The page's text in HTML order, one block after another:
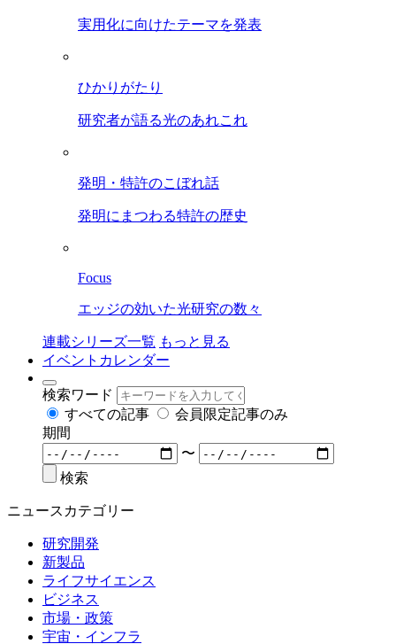
実用化に向けたテーマを発表
ひかりがたり
研究者が語る光のあれこれ
発明・特許のこぼれ話
発明にまつわる特許の歴史
Focus
エッジの効いた光研究の数々
連載シリーズ一覧 もっと見る
イベントカレンダー
検索ワード
すべての記事
会員限定記事のみ
期間
〜
検索
ニュースカテゴリー
研究開発
新製品
ライフサイエンス
ビジネス
市場・政策
宇宙・インフラ